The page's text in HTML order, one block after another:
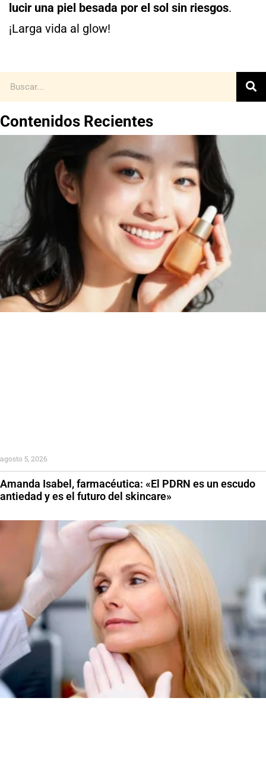
lucir una piel besada por el sol sin riesgos.
¡Larga vida al glow!
Contenidos Recientes
Amanda Isabel, farmacéutica: «El PDRN es un escudo
antiedad y es el futuro del skincare»
agosto 5, 2026